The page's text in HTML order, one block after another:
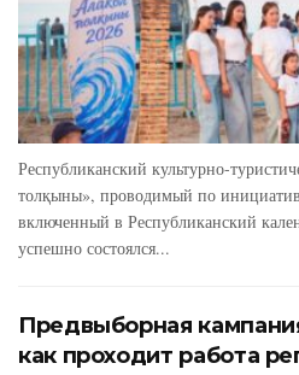
Республиканский культурно-
толқыны», проводимый по
включенный в Республиканский
успешно состоялся...
Предвыборная
как проходит работа